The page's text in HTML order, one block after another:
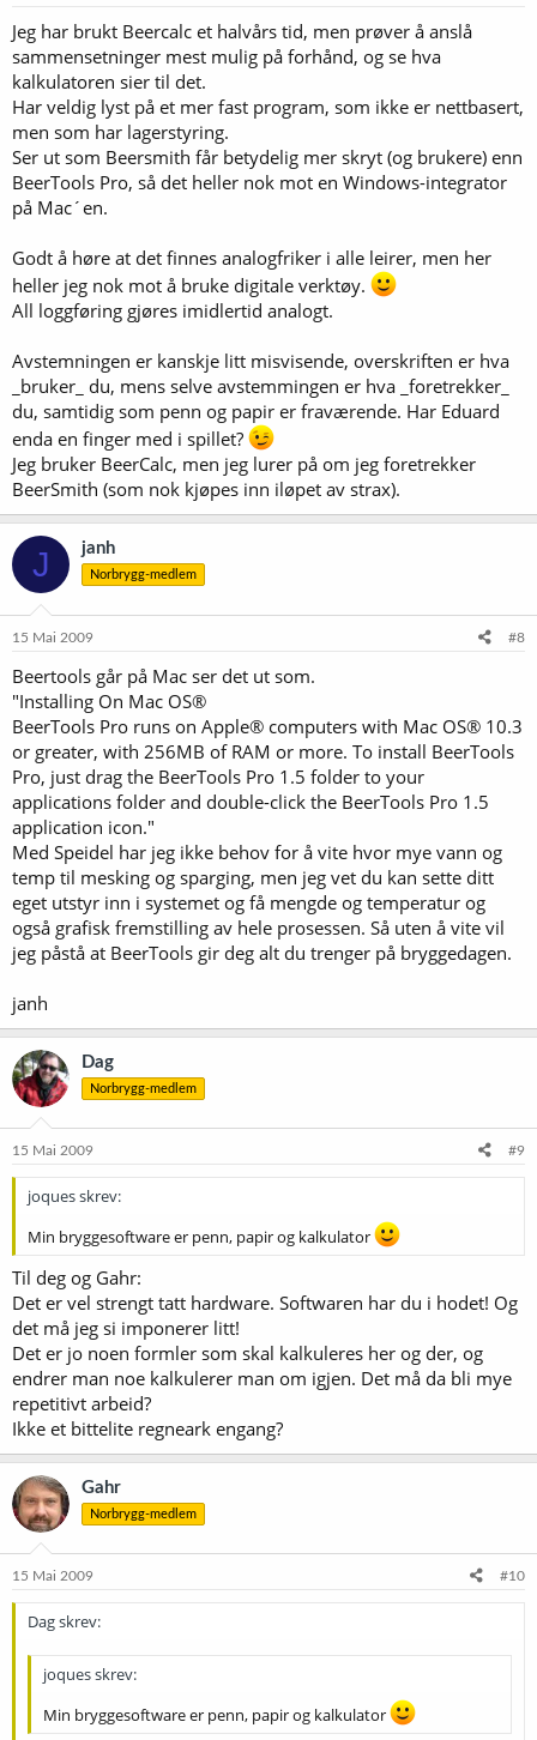
:
Jeg har brukt Beercalc et halvårs tid, men prøver å anslå
sammensetninger mest mulig på forhånd, og se hva
kalkulatoren sier til det.
Har veldig lyst på et mer fast program, som ikke er nettbasert,
men som har lagerstyring.
Ser ut som Beersmith får betydelig mer skryt (og brukere) enn
BeerTools Pro, så det heller nok mot en Windows-integrator
på Mac´en.
Godt å høre at det finnes analogfriker i alle leirer, men her
heller jeg nok mot å bruke digitale verktøy.
All loggføring gjøres imidlertid analogt.
Avstemningen er kanskje litt misvisende, overskriften er hva
_bruker_ du, mens selve avstemmingen er hva _foretrekker_
du, samtidig som penn og papir er fraværende. Har Eduard
enda en finger med i spillet?
Jeg bruker BeerCalc, men jeg lurer på om jeg foretrekker
BeerSmith (som nok kjøpes inn iløpet av strax).
J janh
Norbrygg-medlem
15 Mai 2009 #8
Beertools går på Mac ser det ut som.
"Installing On Mac OS®
BeerTools Pro runs on Apple® computers with Mac OS® 10.3
or greater, with 256MB of RAM or more. To install BeerTools
Pro, just drag the BeerTools Pro 1.5 folder to your
applications folder and double-click the BeerTools Pro 1.5
application icon."
Med Speidel har jeg ikke behov for å vite hvor mye vann og
temp til mesking og sparging, men jeg vet du kan sette ditt
eget utstyr inn i systemet og få mengde og temperatur og
også grafisk fremstilling av hele prosessen. Så uten å vite vil
jeg påstå at BeerTools gir deg alt du trenger på bryggedagen.
janh
Dag
Norbrygg-medlem
15 Mai 2009 #9
joques skrev:
Min bryggesoftware er penn, papir og kalkulator
Til deg og Gahr:
Det er vel strengt tatt hardware. Softwaren har du i hodet! Og
det må jeg si imponerer litt!
Det er jo noen formler som skal kalkuleres her og der, og
endrer man noe kalkulerer man om igjen. Det må da bli mye
repetitivt arbeid?
Ikke et bittelite regneark engang?
Gahr
Norbrygg-medlem
15 Mai 2009 #10
Dag skrev:
joques skrev:
Min bryggesoftware er penn, papir og kalkulator